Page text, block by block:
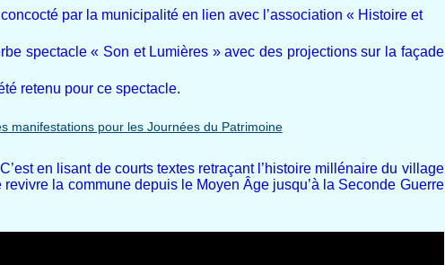
par la municipalité en lien avec l’association « Histoire et
spectacle « Son et Lumières » avec des projections sur la façade
retenu pour ce spectacle.
en lisant de courts textes retraçant l’histoire millénaire du village
la commune depuis le Moyen Âge jusqu’à la Seconde Guerre